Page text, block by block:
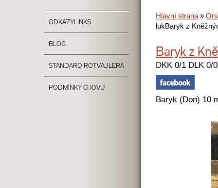
ODKAZYLINKS
BLOG
STANDARD ROTVAJLERA
PODMÍNKY CHOVU
Hlavní strana »
lukBaryk z
Baryk z
DKK 0/1 DLK 0/0
Baryk (Don) 10